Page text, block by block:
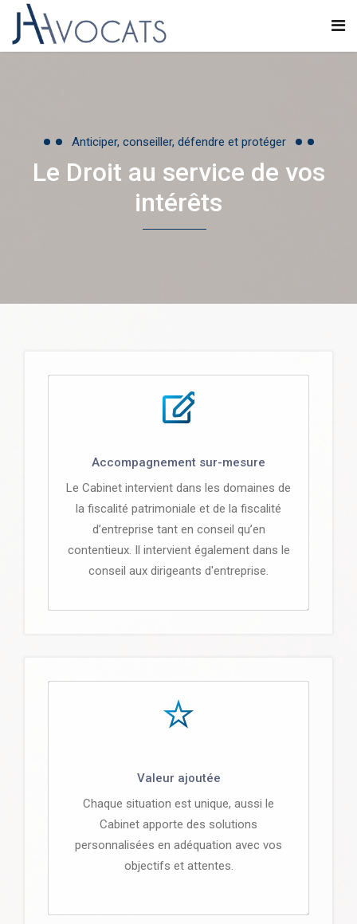
Anticiper, conseiller, défendre et protéger
Le Droit au service de vos
intérêts
Accompagnement sur-mesure
Le Cabinet intervient dans les domaines de
la fiscalité patrimoniale et de la fiscalité
d’entreprise tant en conseil qu’en
contentieux. Il intervient également dans le
conseil aux dirigeants d'entreprise.
Valeur ajoutée
Chaque situation est unique, aussi le
Cabinet apporte des solutions
personnalisées en adéquation avec vos
objectifs et attentes.